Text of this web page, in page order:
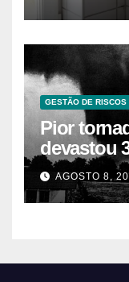
GESTÃO DE
Pior
devastou
centenas
AGOSTO 8,